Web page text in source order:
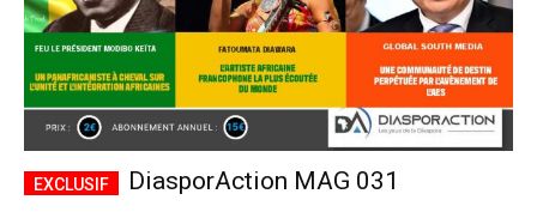
DiasporAction MAG 031